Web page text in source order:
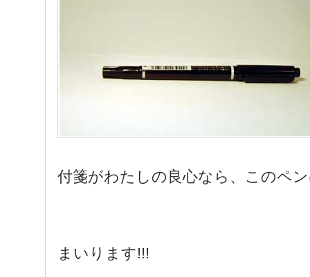
付箋がわたしの良心なら、このペ
まいります!!!